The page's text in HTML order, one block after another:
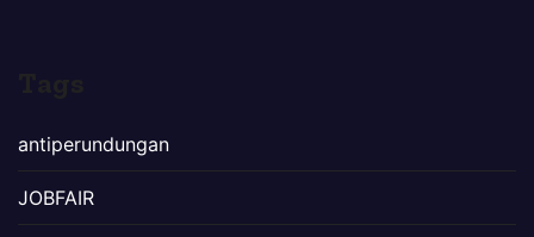
antiperundungan
JOBFAIR